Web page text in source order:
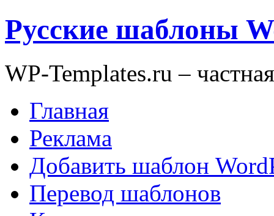
Русские шаблоны
WP-Templates.ru –
Главная
Реклама
Добавить шаблон
Перевод шаблонов